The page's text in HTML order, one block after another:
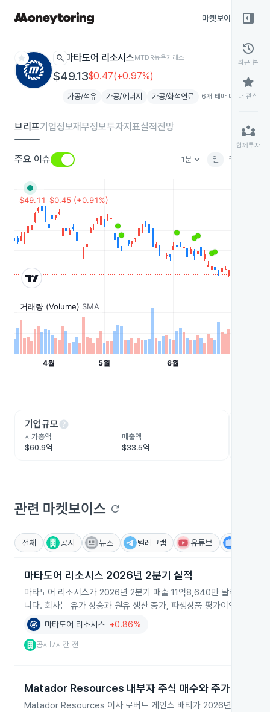
마켓보이스
star search 마타도어 리소시스MTDR뉴욕거래소
$49.13$0.47(+0.97%)
가공/석유 가공/에너지 가공/화석연료 6개 테마 더보기add
브리프기업정보재무정보투자지표실적전망
주요 이슈 1분keyboard_arrow_down 일 주
기업규모help
시가총액
$60.9억
매출액
$33.5억
관련 마켓보이스 refresh
전체 공시 뉴스 텔레그램 유튜브
마타도어 리소시스 2026년 2분기 실적
마타도어 리소시스가 2026년 2분기 매출 11억8,640만 달러, 순이
니다. 회사는 유가 상승과 원유 생산 증가, 파생상품 평가이익이 실적
마타도어 리소시스 +0.86%
공시 7시간 전
Matador Resources 내부자 주식 매수와 주가 동향
Matador Resources 이사 로버트 게인스 배티가 2026년 6월 15
right_panel_open
history
최근 본
star
내 관심
partner_exchange
함께투자